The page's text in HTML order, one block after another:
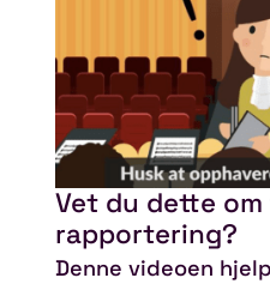
Spill
Vet du dette
rapportering?
Denne videoen